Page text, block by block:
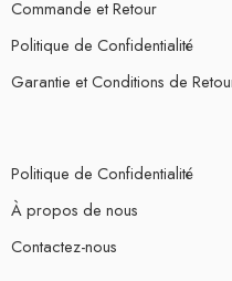
Commande et Retour
Politique de Confidentialité
Garantie et Conditions de
Politique de Confidentialité
À propos de nous
Contactez-nous